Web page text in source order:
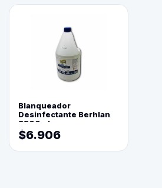
Blanqueador
Desinfectante Berhlan
3800ml
$6.906